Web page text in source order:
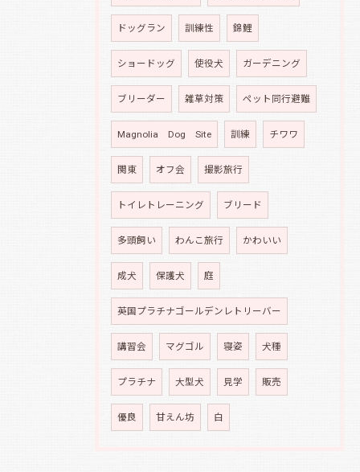
ドッグラン 訓練性 錦鯉
ショードッグ 使役犬 ガーデニング
ブリーダー 雑草対策 ペット同行避難
Magnolia Dog Site 訓練 チワワ
関東 オフ会 撮影旅行
トイレトレーニング ブリード
多頭飼い わんこ旅行 かわいい
成犬 保護犬 庭
英国プラチナゴールデンレトリーバー
講習会 マグゴル 寝姿 犬種
プラチナ 大型犬 見学 販売
優良 甘えん坊 白